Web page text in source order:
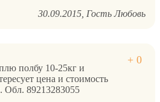
30.09.2015 Гость Любовь
полбу 10-25кг и
цена и стоимость
Обл. 89213283055